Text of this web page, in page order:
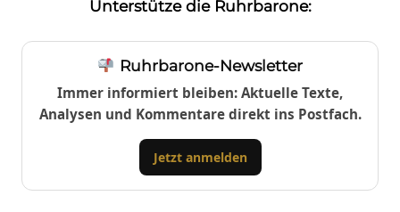
Unterstütze die Ruhrbarone:
Ruhrbarone-Newsletter
Immer informiert bleiben: Aktuelle Texte,
Analysen und Kommentare direkt ins Postfach.
Jetzt anmelden